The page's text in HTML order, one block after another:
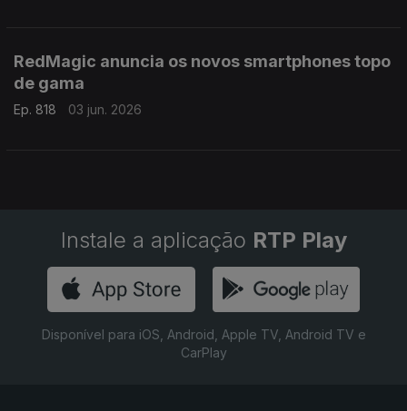
RedMagic anuncia os novos smartphones topo
de gama
Ep. 818 03 jun. 2026
Instale a aplicação RTP Play
Disponível para iOS, Android, Apple TV, Android TV e
CarPlay